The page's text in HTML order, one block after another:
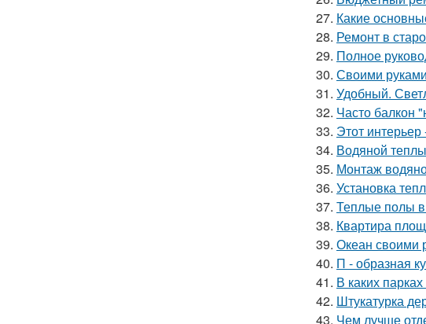
27. Какие
28. Ремонт в
29. Полное
30. Своими
31. Удобный.
32. Часто балкон
33. Этот интерьер
34. Водяной
35. Монтаж
36. Установка
37. Теплые полы
38. Квартира
39. Океан своими
40. П - образная
41. В каких
42. Штукатурка
43. Чем лучше